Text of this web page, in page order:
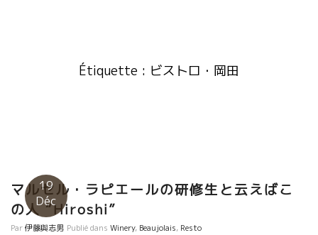
Étiquette : ビストロ・岡田
19
Déc
マルセル・ラピエールの研修生と云えばこ
の人 “Hiroshi”
Par伊藤與志男 Publié dans Winery, Beaujolais, Resto